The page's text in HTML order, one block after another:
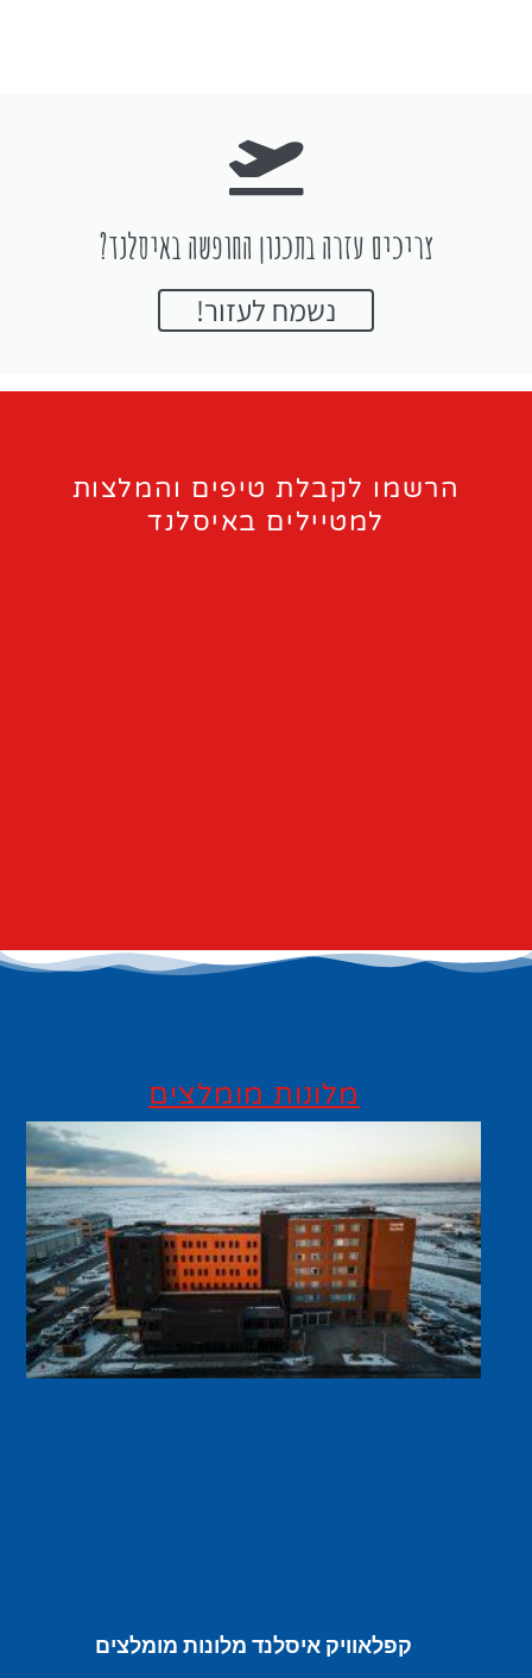
צריכים עזרה בתכנון החופשה באיסלנד?
נשמח לעזור!
הרשמו לקבלת טיפים והמלצות
למטיילים באיסלנד
מלונות מומלצים
קפלאוויק איסלנד מלונות מומלצים